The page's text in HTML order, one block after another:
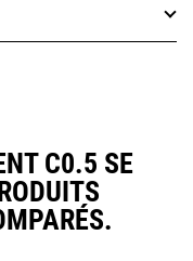
C0.5 SE